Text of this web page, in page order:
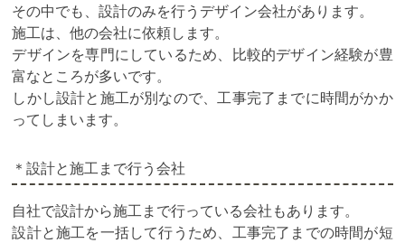
その中でも、設計のみを行うデザイン会社があります。
施工は、他の会社に依頼します。
デザインを専門にしているため、比較的デザイン経験が豊
富なところが多いです。
しかし設計と施工が別なので、工事完了までに時間がかか
ってしまいます。
＊設計と施工まで行う会社
自社で設計から施工まで行っている会社もあります。
設計と施工を一括して行うため、工事完了までの時間が短